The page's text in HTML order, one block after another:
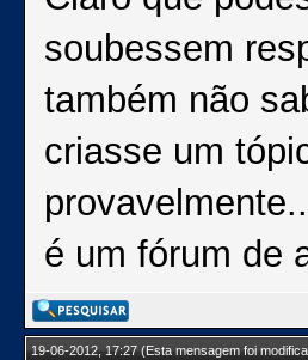
soubessem
também não
criasse um
é um fórum de
19-06-2012, 17:27(Esta mensagem foi